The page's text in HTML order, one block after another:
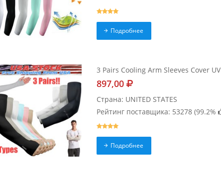
Подробнее
3 Pairs Cooling Arm Sleeves Cover
897,00
Страна: UNITED STATES
Рейтинг поставщика: 53278 (99.2%
Подробнее